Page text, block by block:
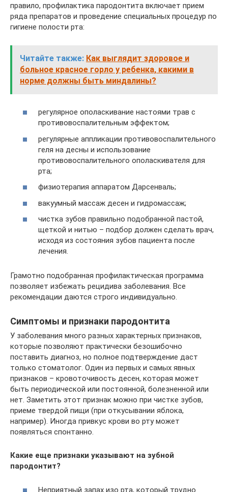
правило, профилактика пародонтита включает прием
ряда препаратов и проведение специальных процедур по
гигиене полости рта:
Читайте также: Как выглядит здоровое и
больное красное горло у ребенка, какими в
норме должны быть миндалины?
регулярное ополаскивание настоями трав с
противовоспалительным эффектом;
регулярные аппликации противовоспалительного
геля на десны и использование
противовоспалительного ополаскивателя для
рта;
физиотерапия аппаратом Дарсенваль;
вакуумный массаж десен и гидромассаж;
чистка зубов правильно подобранной пастой,
щеткой и нитью – подбор должен сделать врач,
исходя из состояния зубов пациента после
лечения.
Грамотно подобранная профилактическая программа
позволяет избежать рецидива заболевания. Все
рекомендации даются строго индивидуально.
Симптомы и признаки пародонтита
У заболевания много разных характерных признаков,
которые позволяют практически безошибочно
поставить диагноз, но полное подтверждение даст
только стоматолог. Один из первых и самых явных
признаков – кровоточивость десен, которая может
быть периодической или постоянной, болезненной или
нет. Заметить этот признак можно при чистке зубов,
приеме твердой пищи (при откусывании яблока,
например). Иногда привкус крови во рту может
появляться спонтанно.
Какие еще признаки указывают на зубной
пародонтит?
Неприятный запах изо рта, который трудно